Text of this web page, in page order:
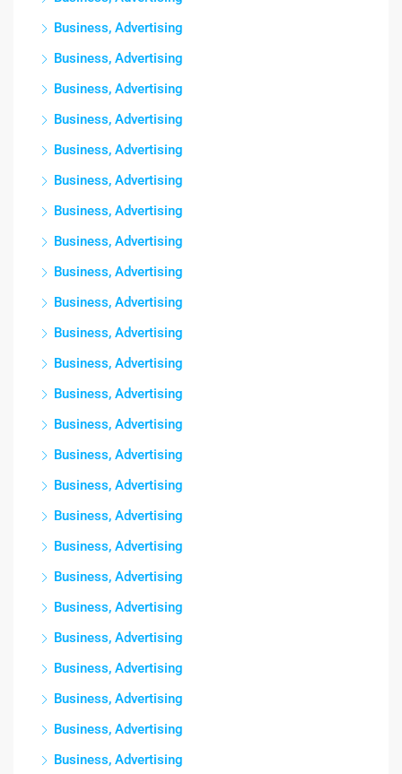
Business, Advertising
Business, Advertising
Business, Advertising
Business, Advertising
Business, Advertising
Business, Advertising
Business, Advertising
Business, Advertising
Business, Advertising
Business, Advertising
Business, Advertising
Business, Advertising
Business, Advertising
Business, Advertising
Business, Advertising
Business, Advertising
Business, Advertising
Business, Advertising
Business, Advertising
Business, Advertising
Business, Advertising
Business, Advertising
Business, Advertising
Business, Advertising
Business, Advertising